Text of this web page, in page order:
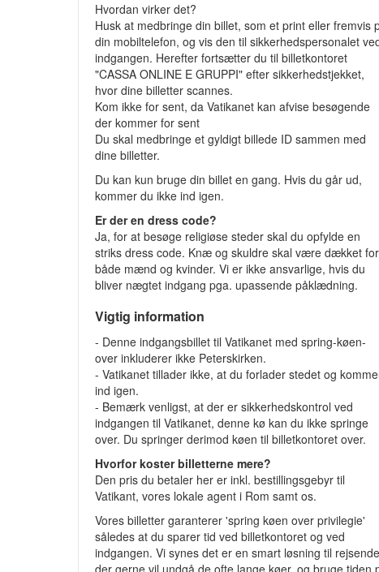
Hvordan virker det?
Husk at medbringe din billet, som et print eller fremvis
din mobiltelefon, og vis den til sikkerhedspersonalet
indgangen. Herefter fortsætter du til billetkontoret
"CASSA ONLINE E GRUPPI" efter sikkerhedstjekket,
hvor dine billetter scannes.
Kom ikke for sent, da Vatikanet kan afvise besøgende
der kommer for sent
Du skal medbringe et gyldigt billede ID sammen med
dine billetter.
Du kan kun bruge din billet en gang. Hvis du går ud,
kommer du ikke ind igen.
Er der en dress code?
Ja, for at besøge religiøse steder skal du opfylde en
striks dress code. Knæ og skuldre skal være dækket for
både mænd og kvinder. Vi er ikke ansvarlige, hvis du
bliver nægtet indgang pga. upassende påklædning.
Vigtig information
- Denne indgangsbillet til Vatikanet med spring-køen-
over inkluderer ikke Peterskirken.
- Vatikanet tillader ikke, at du forlader stedet og
ind igen.
- Bemærk venligst, at der er sikkerhedskontrol ved
indgangen til Vatikanet, denne kø kan du ikke springe
over. Du springer derimod køen til billetkontoret over.
Hvorfor koster billetterne mere?
Den pris du betaler her er inkl. bestillingsgebyr til
Vatikant, vores lokale agent i Rom samt os.
Vores billetter garanterer 'spring køen over privilegie'
således at du sparer tid ved billetkontoret og ved
indgangen. Vi synes det er en smart løsning til rejsende
der gerne vil undgå de ofte lange køer, og bruge tiden